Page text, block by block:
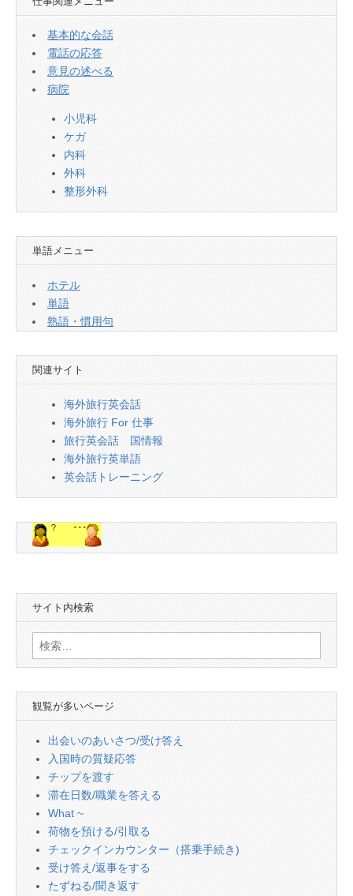
基本的な会話
電話の応答
意見の述べる
病院
小児科
ケガ
内科
外科
整形外科
単語メニュー
ホテル
単語
熟語・慣用句
関連サイト
海外旅行英会話
海外旅行 For 仕事
旅行英会話 国情報
海外旅行英単語
英会話トレーニング
サイト内検索
検
索:
観覧が多いページ
出会いのあいさつ/受け答え
入国時の質疑応答
チップを渡す
滞在日数/職業を答える
What ~
荷物を預ける/引取る
チェックインカウンター（搭乗手続き)
受け答え/返事をする
たずねる/聞き返す